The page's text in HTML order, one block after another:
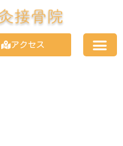
アクセス